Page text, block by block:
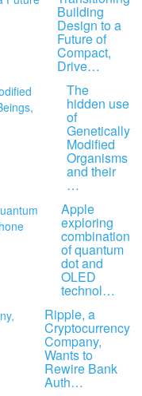
Building
Design to a
Future of
Compact,
Drive…
The
hidden use
of
Genetically
Modified
Organisms
and their
…
Apple
exploring
combination
of quantum
dot and
OLED
technol…
Ripple, a
Cryptocurrency
Company,
Wants to
Rewire Bank
Auth…